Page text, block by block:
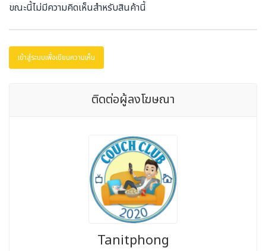
ขณะนี้ไม่มีความคิดเห็นสำหรับสินค้านี้
เข้าสู่ระบบเพื่อเขียนความเห็น
ติดต่อผู้ลงโฆษณา
Tanitphong